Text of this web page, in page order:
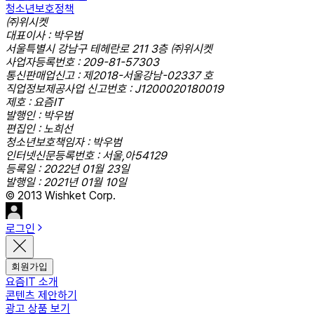
청소년보호정책
㈜위시켓
대표이사 : 박우범
서울특별시 강남구 테헤란로 211 3층 ㈜위시켓
사업자등록번호 : 209-81-57303
통신판매업신고 : 제2018-서울강남-02337 호
직업정보제공사업 신고번호 : J1200020180019
제호 : 요즘IT
발행인 : 박우범
편집인 : 노희선
청소년보호책임자 : 박우범
인터넷신문등록번호 : 서울,아54129
등록일 : 2022년 01월 23일
발행일 : 2021년 01월 10일
© 2013 Wishket Corp.
로그인
회원가입
요즘IT 소개
콘텐츠 제안하기
광고 상품 보기